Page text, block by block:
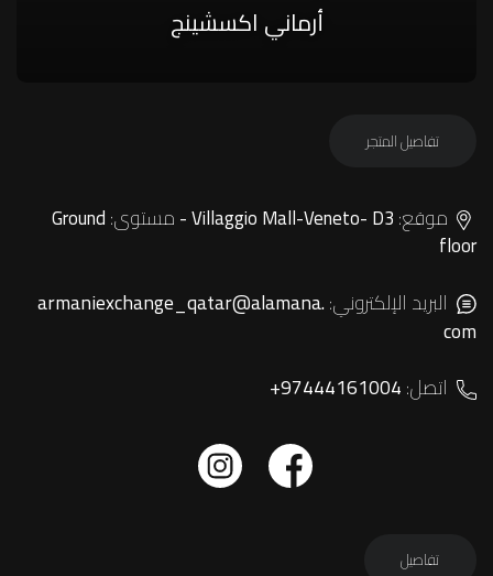
أرماني اكسشينج
تفاصيل المتجر
موقع: مستوى:Ground
floor
البريد الإلكتروني:armaniexchange_qatar@alamana.
com
اتصل:+97444161004
تفاصيل